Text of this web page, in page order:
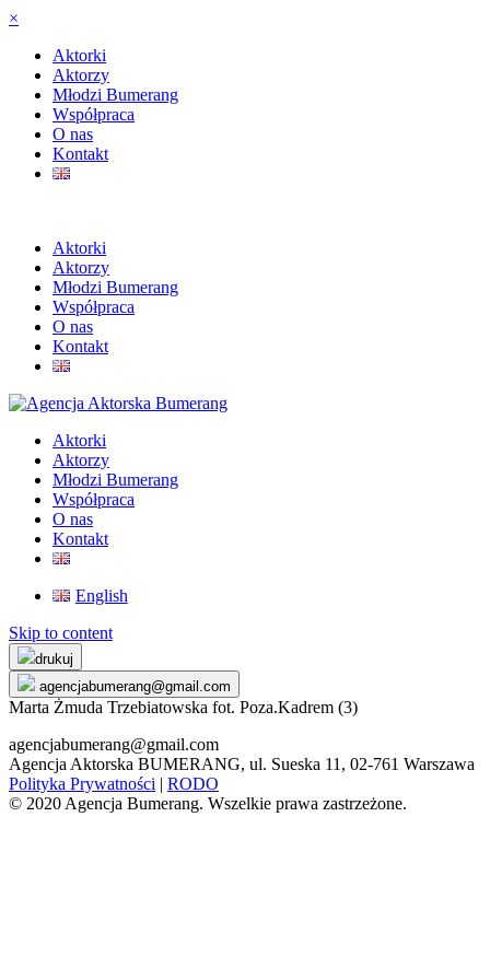
×
Aktorki
Aktorzy
Młodzi Bumerang
Współpraca
O nas
Kontakt
Aktorki
Aktorzy
Młodzi Bumerang
Współpraca
O nas
Kontakt
Aktorki
Aktorzy
Młodzi Bumerang
Współpraca
O nas
Kontakt
English
Skip to content
drukuj
agencjabumerang@gmail.com
Marta Żmuda Trzebiatowska fot. Poza.Kadrem (3)
agencjabumerang@gmail.com
Agencja Aktorska BUMERANG, ul. Sueska 11, 02-761 Warszawa
Polityka Prywatności | RODO
© 2020 Agencja Bumerang. Wszelkie prawa zastrzeżone.